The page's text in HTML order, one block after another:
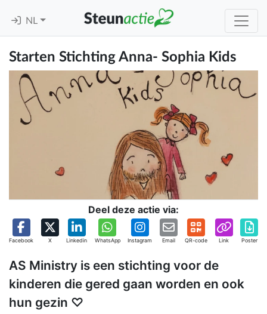
NL
Starten Stichting Anna- Sophia Kids
Deel deze actie via:
Facebook X Linkedin WhatsApp Instagram Email QR-code Link Poster
AS Ministry is een stichting voor de
kinderen die gered gaan worden en ook
hun gezin ♡